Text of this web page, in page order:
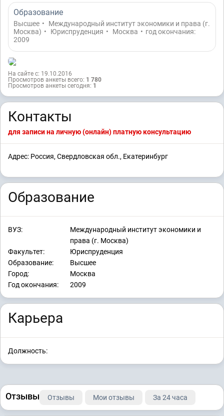
Образование
Высшее •
Международный институт экономики и права (г.
Москва) • Юриспруденция • Москва • год окончания:
2009
На сайте с: 19.10.2016
Просмотров анкеты всего: 1 780
Просмотров анкеты сегодня: 1
Контакты
для записи на личную (онлайн) платную консультацию
Адрес: Россия, Свердловская обл., Екатеринбург
Образование
ВУЗ:
Международный институт экономики и
права (г. Москва)
Факультет:
Юриспруденция
Образование:
Высшее
Город:
Москва
Год окончания:
2009
Карьера
Должность:
Отзывы Отзывы Мои отзывы За 24 часа